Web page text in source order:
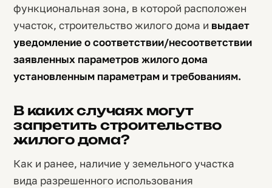
функциональная зона, в которой расположен
участок, строительство жилого дома и выдает
уведомление о соответствии/несоответствии
заявленных параметров жилого дома
установленным параметрам и требованиям.
В каких случаях могут
запретить строительство
жилого дома?
Как и ранее, наличие у земельного участка
вида разрешенного использования